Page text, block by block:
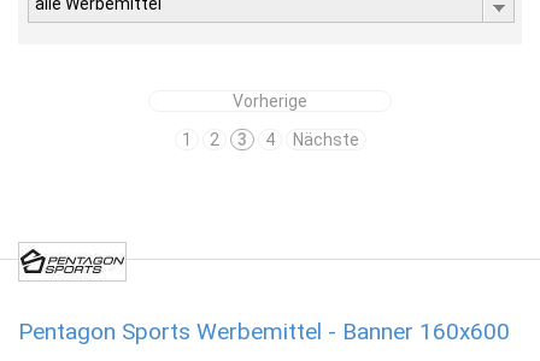
Vorherige
1
2 3 4 Nächste
Pentagon Sports Werbemittel - Banner 160x600